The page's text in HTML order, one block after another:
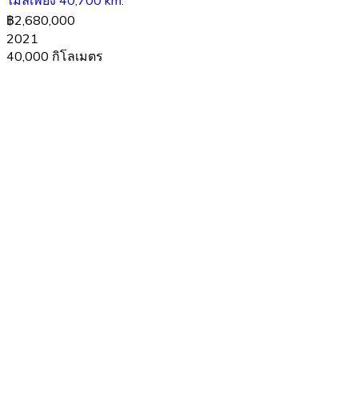
฿2,680,000
2021
40,000 กิโลเมตร